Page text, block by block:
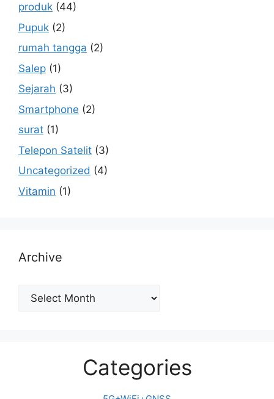
produk (44)
Pupuk (2)
rumah tangga (2)
Salep (1)
Sejarah (3)
Smartphone (2)
surat (1)
Telepon Satelit (3)
Uncategorized (4)
Vitamin (1)
Archive
Archive
Categories